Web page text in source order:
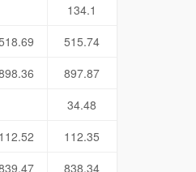
134.1
515.74
897.87
34.48
112.52
112.35
838.34